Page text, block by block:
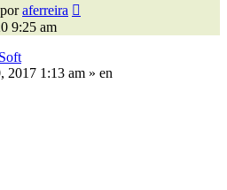
poraferreira
9:25 am
2017 1:13 am » en